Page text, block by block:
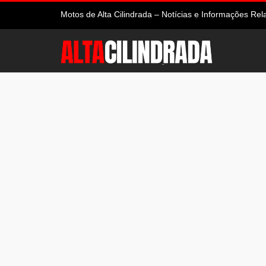
Motos de Alta Cilindrada – Notícias e Informações